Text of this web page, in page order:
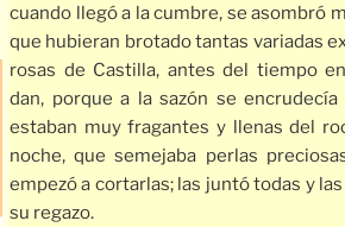
cuando llegó a la cumbre, se asombró
que hubieran brotado tantas variadas
rosas de Castilla, antes del tiempo
dan, porque a la sazón se
estaban muy fragantes y llenas del
noche, que semejaba perlas
empezó a cortarlas; las juntó todas y
su regazo.